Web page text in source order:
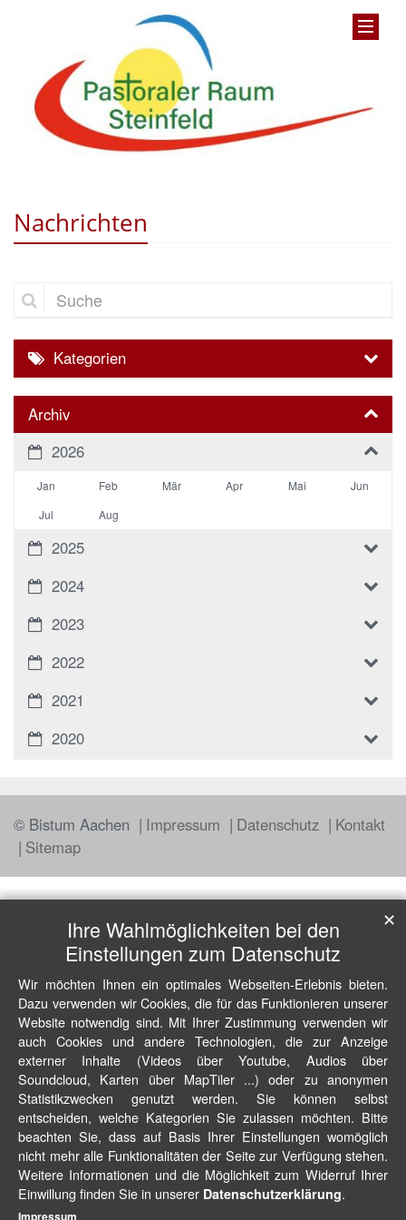
Nachrichten
Suche
Kategorien
Archiv
2026
Jan Feb Mär Apr Mai
Jun
Jul
Aug
2025
2024
2023
2022
2021
2020
© Bistum Aachen Impressum Datenschutz
Kontakt
Sitemap
Ihre Wahlmöglichkeiten bei den
Einstellungen zum Datenschutz
Wir möchten Ihnen ein optimales Webseiten-Erlebnis bieten.
Dazu verwenden wir Cookies, die für das Funktionieren unserer
Website notwendig sind. Mit Ihrer Zustimmung verwenden wir
auch Cookies und andere Technologien, die zur Anzeige
externer Inhalte (Videos über Youtube, Audios über
Soundcloud, Karten über MapTiler ...) oder zu anonymen
Statistikzwecken genutzt werden. Sie können selbst
entscheiden, welche Kategorien Sie zulassen möchten. Bitte
beachten Sie, dass auf Basis Ihrer Einstellungen womöglich
nicht mehr alle Funktionalitäten der Seite zur Verfügung stehen.
Weitere Informationen und die Möglichkeit zum Widerruf Ihrer
Einwillung finden Sie in unserer Datenschutzerklärung.
✕
Impressum